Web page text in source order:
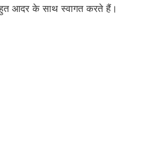
आदर के साथ स्वागत करते हैं।